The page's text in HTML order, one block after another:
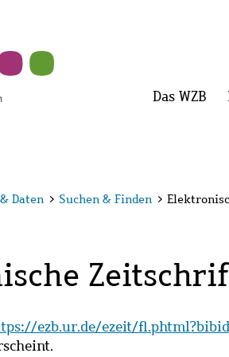
Das WZB
Daten > Suchen & Finden >
ezb.ur.de/ezeit/